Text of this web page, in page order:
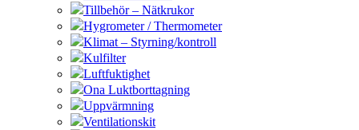
Tillbehör – Nätkrukor
Hygrometer / Thermometer
Klimat – Styrning/kontroll
Kulfilter
Luftfuktighet
Ona Luktborttagning
Uppvärmning
Ventilationskit